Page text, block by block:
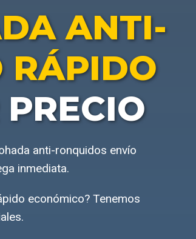
ANTI-
RÁPIDO
anti-ronquidos envío
inmediata.
económico? Tenemos